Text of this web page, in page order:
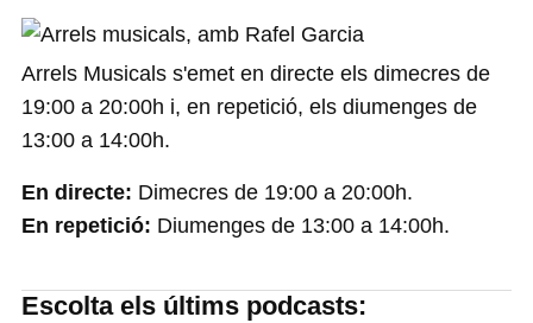
Arrels Musicals s'emet en directe els dimecres de
19:00 a 20:00h i, en repetició, els diumenges de
13:00 a 14:00h.
En directe: Dimecres de 19:00 a 20:00h.
En repetició: Diumenges de 13:00 a 14:00h.
Escolta els últims podcasts: